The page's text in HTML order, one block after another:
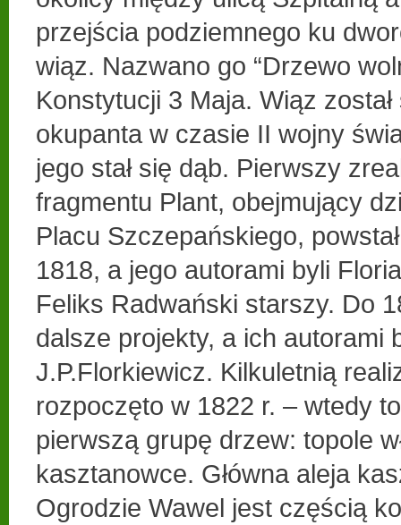
przejścia podziemnego ku
wiąz. Nazwano go “Drzewo
Konstytucji 3 Maja. Wiąz
okupanta w czasie II wojny
jego stał się dąb. Pierwszy
fragmentu Plant, obejmujący
Placu Szczepańskiego,
1818, a jego autorami byli
Feliks Radwański starszy. Do
dalsze projekty, a ich autorami
J.P.Florkiewicz. Kilkuletnią
rozpoczęto w 1822 r. – wtedy
pierwszą grupę drzew: topole
kasztanowce. Główna aleja
Ogrodzie Wawel jest częścią